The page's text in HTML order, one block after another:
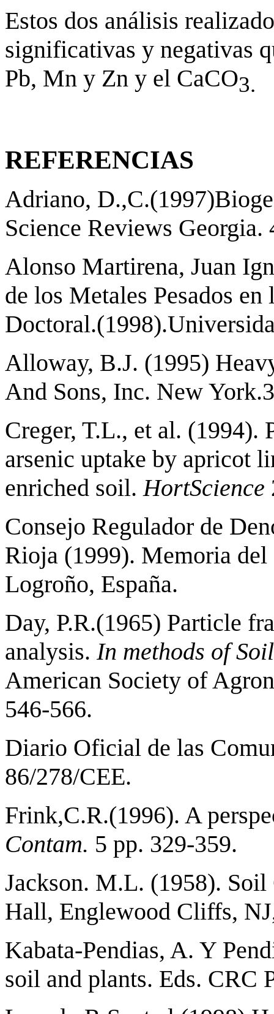
Estos dos análisis
significativas y negativas
Pb, Mn y Zn y el CaCO3.
REFERENCIAS
Adriano,
Science Reviews Georgia.
Alonso Martirena, Juan
de los Metales Pesados
Alloway, B.J. (1995)
And Sons, Inc. New
Creger, T.L., et al. (1994).
arsenic uptake by apricot
enriched soil.HortScience
Consejo Regulador de
Rioja (1999). Memoria
Logroño, España.
Day, P.R.(1965) Particle
analysis. In methods of
American Society of
546-566.
Diario Oficial de las
86/278/CEE.
Frink,C.R.(1996). A
Contam. 5 pp. 329-359.
Jackson. M.L. (1958).
Hall, Englewood Cliffs,
Kabata-Pendias, A. Y
soil and plants. Eds. CRC